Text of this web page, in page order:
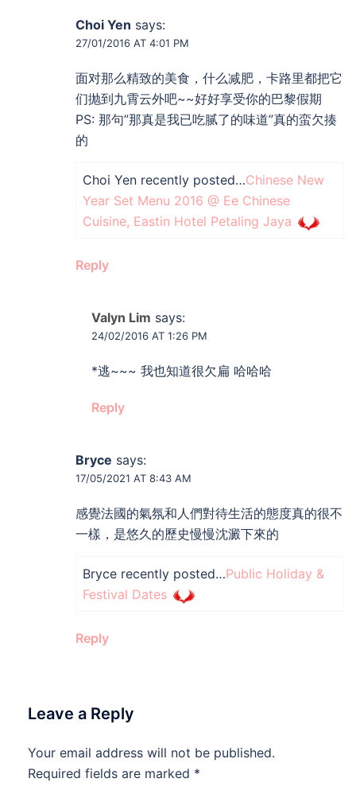
Choi Yen says:
27/01/2016 AT 4:01 PM
面对那么精致的美食，什么减肥，卡路里都把它
们抛到九霄云外吧~~好好享受你的巴黎假期
PS: 那句”那真是我已吃腻了的味道”真的蛮欠揍
的
Choi Yen recently posted…Chinese New
Year Set Menu 2016 @ Ee Chinese
Cuisine, Eastin Hotel Petaling Jaya
Reply
Valyn Lim says:
24/02/2016 AT 1:26 PM
*逃~~~ 我也知道很欠扁 哈哈哈
Reply
Bryce says:
17/05/2021 AT 8:43 AM
感覺法國的氣氛和人們對待生活的態度真的很不
一樣，是悠久的歷史慢慢沈澱下來的
Bryce recently posted…Public Holiday &
Festival Dates
Reply
Leave a Reply
Your email address will not be published.
Required fields are marked *